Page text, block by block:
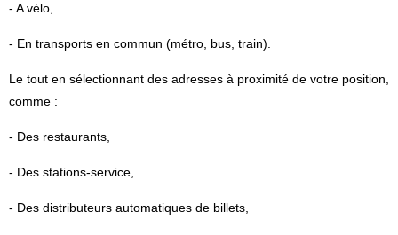
- A vélo,
- En transports en commun (métro, bus, train).
Le tout en sélectionnant des adresses à proximité de votre position,
comme :
- Des restaurants,
- Des stations-service,
- Des distributeurs automatiques de billets,